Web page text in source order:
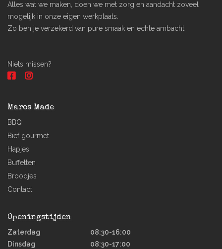
Alles wat we maken, doen we met zorg en aandacht zoveel
mogelijk in onze eigen werkplaats.
Zo ben je verzekerd van pure smaak en echte ambacht
Niets missen?
Maros Made
BBQ
Bief gourmet
Hapjes
Buffetten
Broodjes
Contact
Openingstijden
Zaterdag
08:30-16:00
Dinsdag
08:30-17:00